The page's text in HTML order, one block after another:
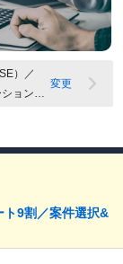
）／
ョン開
ジニ
PG）
ンジニ
エンジ
組込
ンサル
／500
変更
9割／案件選択&